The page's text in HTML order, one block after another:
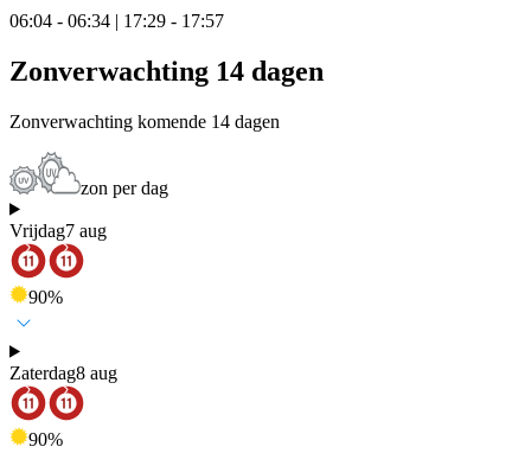
06:04 - 06:34 | 17:29 - 17:57
Zonverwachting 14 dagen
Zonverwachting komende 14 dagen
zon per dag
Vrijdag7 aug
90%
Zaterdag8 aug
90%